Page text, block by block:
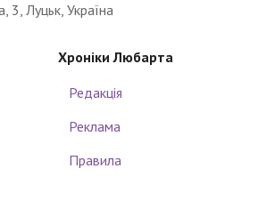
3, Луцьк, Україна
Хроніки Любарта
Редакція
Реклама
Правила